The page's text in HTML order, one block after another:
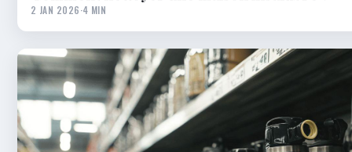
2 JAN 2026·4 MIN